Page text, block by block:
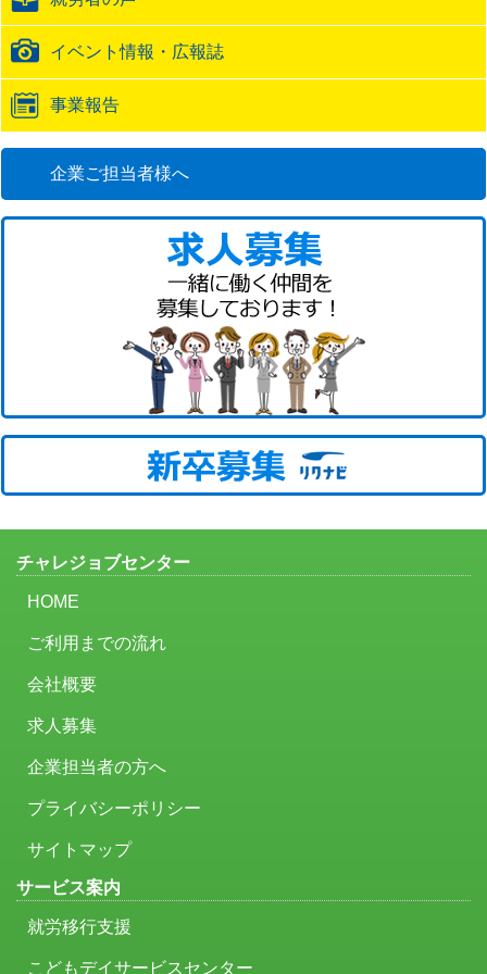
URL
イベント情報・広報誌
事業報告
企業ご担当者様へ
チャレジョブセンター
HOME
ご利用までの流れ
会社概要
求人募集
企業担当者の方へ
プライバシーポリシー
サイトマップ
サービス案内
就労移行支援
こどもデイサービスセンター